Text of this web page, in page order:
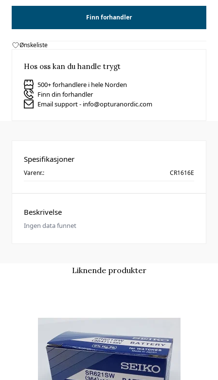
Finn forhandler
Ønskeliste
Hos oss kan du handle trygt
500+ forhandlere i hele Norden
Finn din forhandler
Email support - info@opturanordic.com
Beskrivelse
Ingen data funnet
Spesifikasjoner
Varenr.: CR1616E
Liknende produkter